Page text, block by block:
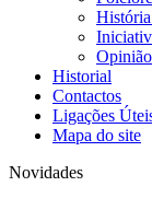
Opinião
Historial
Contactos
Ligações
Mapa do site
Novidades